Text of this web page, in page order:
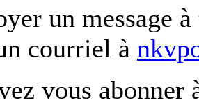
un message
courriel à
vous